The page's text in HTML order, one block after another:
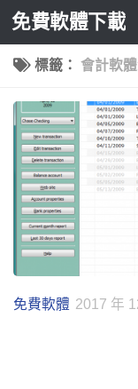
Skip to content
免費軟體下載
標籤： 會計軟
免費軟體 2017 年